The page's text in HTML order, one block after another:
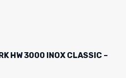
HW 3000 INOX CLASSIC –